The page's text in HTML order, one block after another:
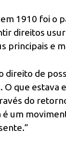
1910 foi o
direitos
principais e
direito de
que estava
do
é um